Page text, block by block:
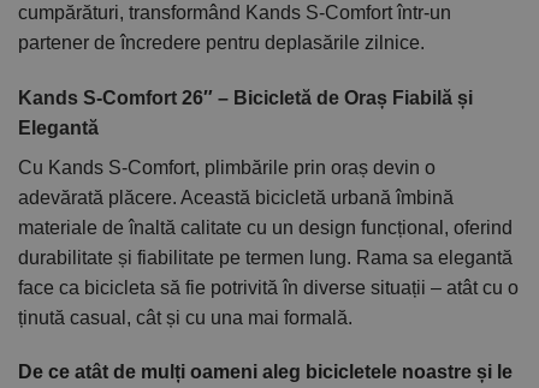
cumpărături, transformând Kands S-Comfort într-un
partener de încredere pentru deplasările zilnice.
Kands S-Comfort 26″ – Bicicletă de Oraș Fiabilă și
Elegantă
Cu Kands S-Comfort, plimbările prin oraș devin o
adevărată plăcere. Această bicicletă urbană îmbină
materiale de înaltă calitate cu un design funcțional, oferind
durabilitate și fiabilitate pe termen lung. Rama sa elegantă
face ca bicicleta să fie potrivită în diverse situații – atât cu o
ținută casual, cât și cu una mai formală.
De ce atât de mulți oameni aleg bicicletele noastre și le